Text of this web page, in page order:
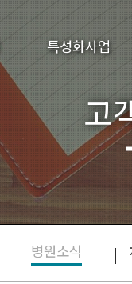
특성화사업
고
병원소식